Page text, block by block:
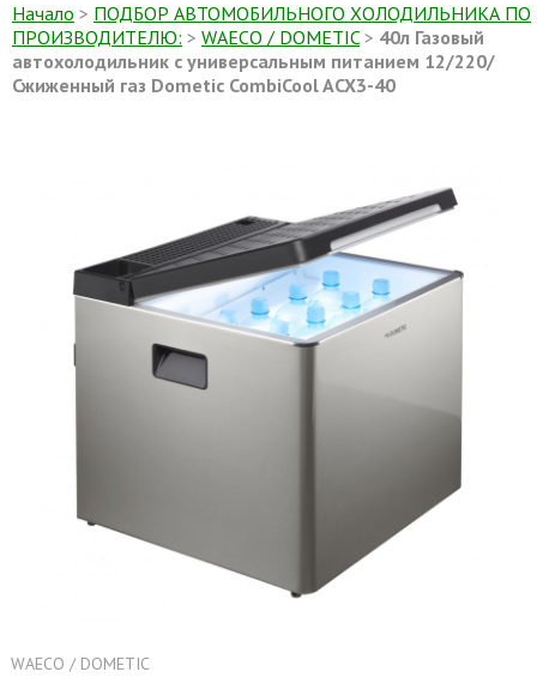
Начало > ПОДБОР АВТОМОБИЛЬНОГО ХОЛОДИЛЬНИКА ПO
ПРОИЗВОДИТЕЛЮ: > WAECO / DOMETIC> 40л Газовый
автохолодильник с универсальным питанием 12/220/
Сжиженный газ Dometic CombiCool ACX3-40
WAECO / DOMETIC